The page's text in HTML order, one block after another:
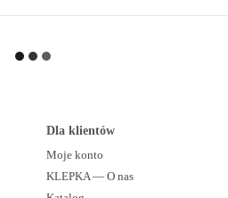
Dla klientów
Moje konto
KLEPKA — O nas